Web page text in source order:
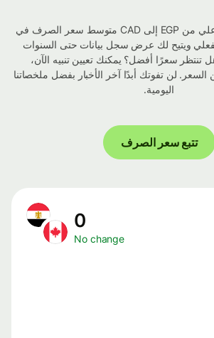
يستخدم مخططنا التفاعلي من EGP إلى CAD متوسط ​​سعر الصرف في
ويتيح لك عرض سجل بيانات حتى السنوات
سعرًا أفضل؟ يمكنك تعيين تنبيه الآن،
لن تفوتك أبدًا آخر الأخبار بفضل ملخصاتنا
اليومية.
تتبع سعر الصرف
No change